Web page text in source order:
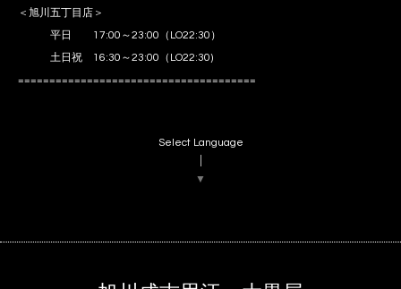
＜旭川五丁目店＞
平日 17:00～23:00（LO22:30）
土日祝 16:30～23:00（LO22:30)
======================================
Select Language
▼